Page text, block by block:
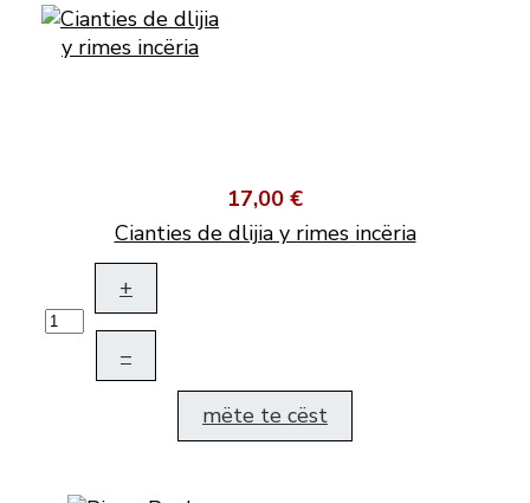
17,00 €
Cianties de dlijia y rimes incëria
+
–
mëte te cëst